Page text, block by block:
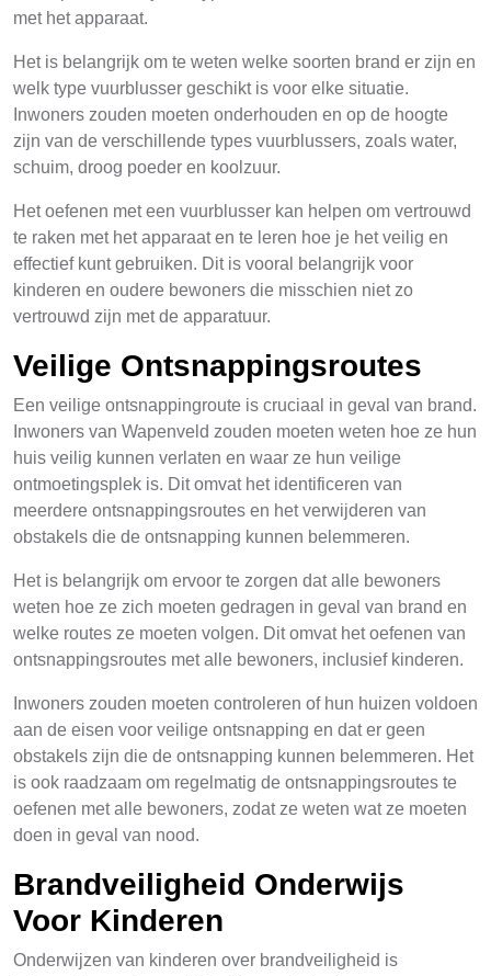
met het apparaat.
Het is belangrijk om te weten welke soorten brand er zijn en
welk type vuurblusser geschikt is voor elke situatie.
Inwoners zouden moeten onderhouden en op de hoogte
zijn van de verschillende types vuurblussers, zoals water,
schuim, droog poeder en koolzuur.
Het oefenen met een vuurblusser kan helpen om vertrouwd
te raken met het apparaat en te leren hoe je het veilig en
effectief kunt gebruiken. Dit is vooral belangrijk voor
kinderen en oudere bewoners die misschien niet zo
vertrouwd zijn met de apparatuur.
Veilige Ontsnappingsroutes
Een veilige ontsnappingroute is cruciaal in geval van brand.
Inwoners van Wapenveld zouden moeten weten hoe ze hun
huis veilig kunnen verlaten en waar ze hun veilige
ontmoetingsplek is. Dit omvat het identificeren van
meerdere ontsnappingsroutes en het verwijderen van
obstakels die de ontsnapping kunnen belemmeren.
Het is belangrijk om ervoor te zorgen dat alle bewoners
weten hoe ze zich moeten gedragen in geval van brand en
welke routes ze moeten volgen. Dit omvat het oefenen van
ontsnappingsroutes met alle bewoners, inclusief kinderen.
Inwoners zouden moeten controleren of hun huizen voldoen
aan de eisen voor veilige ontsnapping en dat er geen
obstakels zijn die de ontsnapping kunnen belemmeren. Het
is ook raadzaam om regelmatig de ontsnappingsroutes te
oefenen met alle bewoners, zodat ze weten wat ze moeten
doen in geval van nood.
Brandveiligheid Onderwijs
Voor Kinderen
Onderwijzen van kinderen over brandveiligheid is